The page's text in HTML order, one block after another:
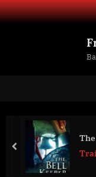
Skip
to
prev